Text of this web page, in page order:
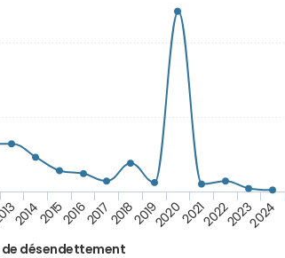
désendettement
20142015201620172018201920202021202220232024